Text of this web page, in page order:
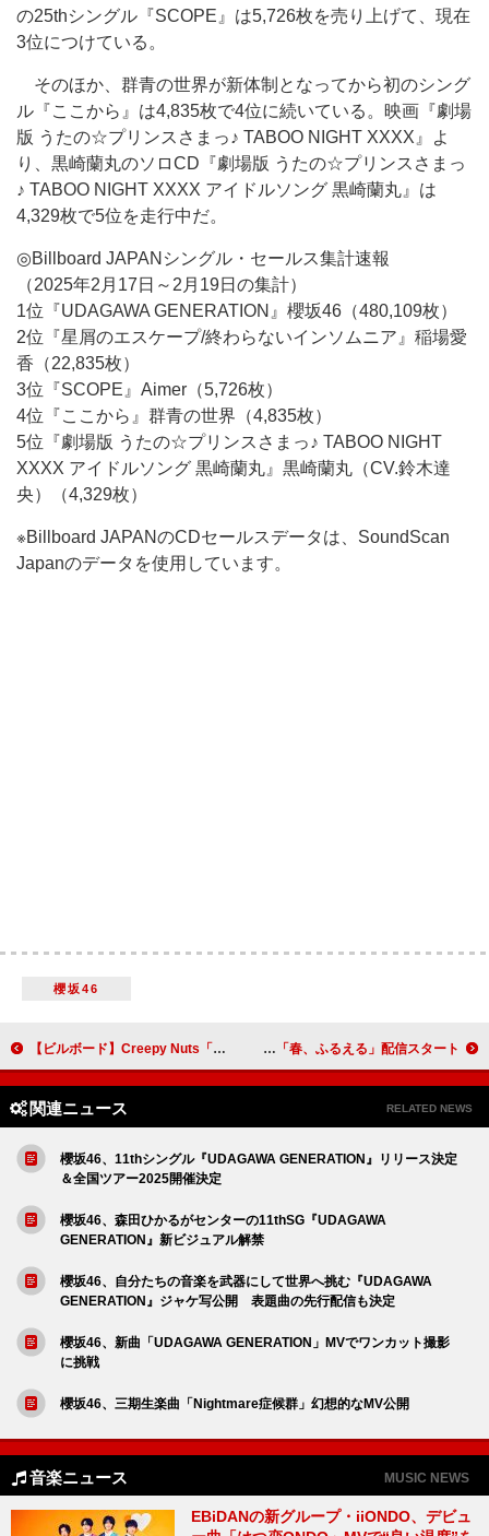
の25thシングル『SCOPE』は5,726枚を売り上げて、現在
3位につけている。
そのほか、群青の世界が新体制となってから初のシング
ル『ここから』は4,835枚で4位に続いている。映画 『劇場
版 うたの☆プリンスさまっ♪ TABOO NIGHT XXXX 』よ
り、黒崎蘭丸のソロCD『劇場版 うたの☆プリンスさまっ
♪ TABOO NIGHT XXXX アイドルソング 黒崎蘭丸』 は
4,329枚で5位を走行中だ。
◎Billboard JAPANシングル・セールス集計速報
（2025年2月17日～2月19日の集計）
1位『UDAGAWA GENERATION』櫻坂46（480,109枚）
2位『星屑のエスケープ/終わらないインソムニア』稲場愛
香（22,835枚）
3位『SCOPE』Aimer（5,726枚）
4位『ここから』群青の世界（4,835枚）
5位『劇場版 うたの☆プリンスさまっ♪ TABOO NIGHT
XXXX アイドルソング 黒崎蘭丸』黒崎蘭丸（CV.鈴木達
央）（4,329枚）
※Billboard JAPANのCDセールスデータは、SoundScan
Japanのデータを使用しています。
櫻坂46
【ビルボード】Creepy Nuts「オトノケ」5つの国/地域で19週連続首位 LiSAが上昇中 ゴホウビ、新体制第1弾SG「春、ふるえる」配信スタート
関連ニュース RELATED NEWS
櫻坂46、11thシングル『UDAGAWA GENERATION』リリース決定
＆全国ツアー2025開催決定
櫻坂46、森田ひかるがセンターの11thSG『UDAGAWA
GENERATION』新ビジュアル解禁
櫻坂46、自分たちの音楽を武器にして世界へ挑む『UDAGAWA
GENERATION』ジャケ写公開 表題曲の先行配信も決定
櫻坂46、新曲「UDAGAWA GENERATION」MVでワンカット撮影
に挑戦
櫻坂46、三期生楽曲「Nightmare症候群」幻想的なMV公開
音楽ニュース MUSIC NEWS
EBiDANの新グループ・iiONDO、デビュ